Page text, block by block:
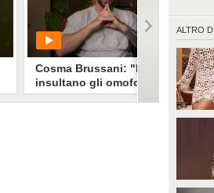
ALTRO DI
Cosma Brussani: "Mi
insultano gli omofobi e gli
insicuri, all’inizio